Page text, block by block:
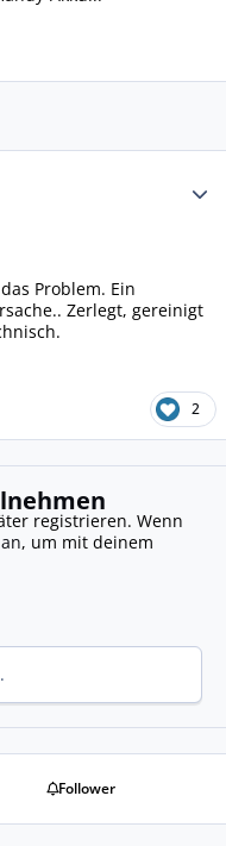
Problem. Ein
Zerlegt, gereinigt
2
registrieren. Wenn
, um mit deinem
Follower